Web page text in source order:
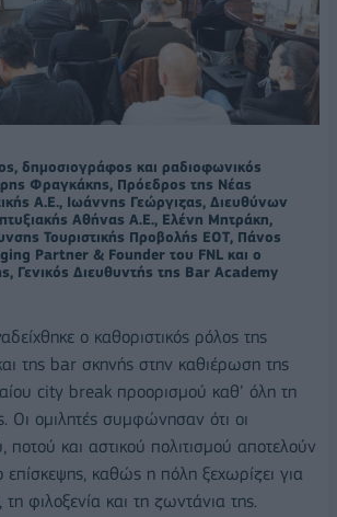
δημοσιογράφος και ραδιοφωνικός
Φραγκάκης, Πρόεδρος της Νέας
Α.Ε., Ιωάννης Γεώργιζας, Διευθύνων
Αθήνας Α.Ε., Ελένη Μητράκη,
Τουριστικής Προβολής ΕΟΤ, Πάνος
Partner & Founder του FNL και ο
Γενικός Διευθυντής της Bar Academy
ο καθοριστικός ρόλος της
της bar σκηνής στην καθιέρωση της
city break προορισμού καθ’ όλη τη
Οι ομιλητές συμφώνησαν ότι οι
ποτού και αστικού πολιτισμού αποτελούν
επίσκεψης, καθώς η πόλη ξεχωρίζει για
τη φιλοξενία και τη ζωντάνια της.